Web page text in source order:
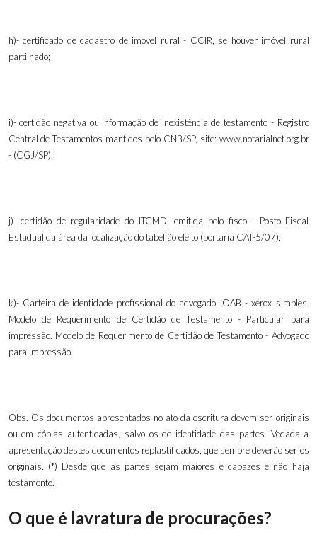
h)- certificado de cadastro de imóvel rural - CCIR, se houver imóvel rural
partilhado;
i)- certidão negativa ou informação de inexistência de testamento - Registro
Central de Testamentos mantidos pelo CNB/SP, site: www.notarialnet.org.br
- (CGJ/SP);
j)- certidão de regularidade do ITCMD, emitida pelo fisco - Posto Fiscal
Estadual da área da localização do tabelião eleito (portaria CAT-5/07);
k)- Carteira de identidade profissional do advogado, OAB - xérox simples.
Modelo de Requerimento de Certidão de Testamento - Particular para
impressão. Modelo de Requerimento de Certidão de Testamento - Advogado
para impressão.
Obs. Os documentos apresentados no ato da escritura devem ser originais
ou em cópias autenticadas, salvo os de identidade das partes. Vedada a
apresentação destes documentos replastificados, que sempre deverão ser os
originais. (*) Desde que as partes sejam maiores e capazes e não haja
testamento.
O que é lavratura de procurações?